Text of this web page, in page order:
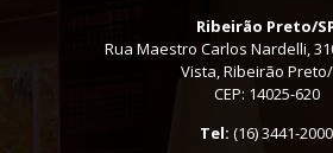
Ribeirão Preto/
Rua Maestro Carlos Nardelli,
Vista, Ribeirão
CEP: 14025-620
Tel: (16) 3441-2000